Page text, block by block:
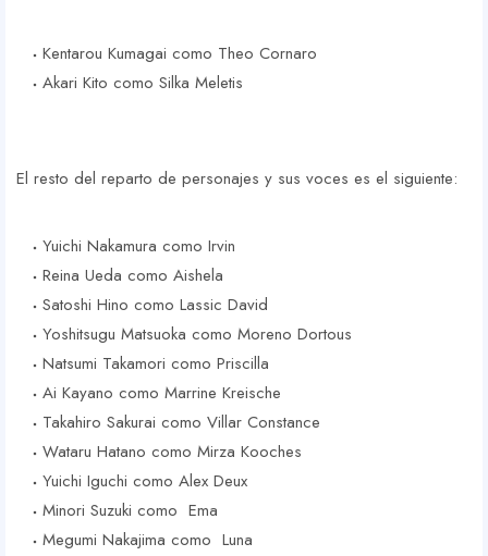
Kentarou Kumagai como Theo Cornaro
Akari Kito como Silka Meletis
El resto del reparto de personajes y sus voces es el siguiente:
Yuichi Nakamura como Irvin
Reina Ueda como Aishela
Satoshi Hino como Lassic David
Yoshitsugu Matsuoka como Moreno Dortous
Natsumi Takamori como Priscilla
Ai Kayano como Marrine Kreische
Takahiro Sakurai como Villar Constance
Wataru Hatano como Mirza Kooches
Yuichi Iguchi como Alex Deux
Minori Suzuki como Ema
Megumi Nakajima como Luna